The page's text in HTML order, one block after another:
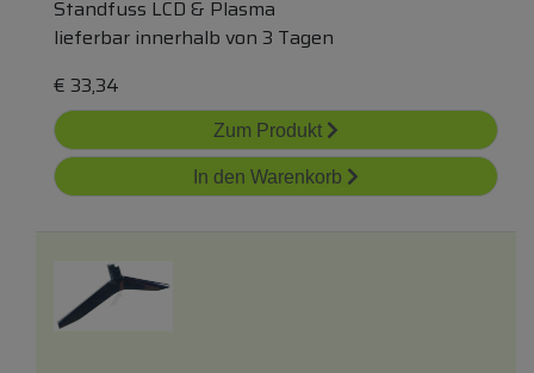
Standfuss LCD & Plasma
lieferbar innerhalb von 3 Tagen
€ 33,34
Zum Produkt
In den Warenkorb